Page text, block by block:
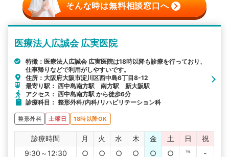
そんな時は無料相談窓口へ
医療法人広誠会 広実医院
特徴：医療法人広誠会 広実医院は18時以降も診療を行っており、
仕事帰りなどで利用がしやすいです。
住所：大阪府大阪市淀川区西中島6丁目8-12
最寄り駅： 西中島南方駅 南方駅 新大阪駅
アクセス： 西中島南方駅 から徒歩6分
診療科目： 整形外科/内科/リハビリテーション科
整形外科 土曜日 18時以降OK
診療時間 月 火 水 木 金 土 日
祝
9:30～12:30
○ ○ ○ ○ ○ ○ ℡
-